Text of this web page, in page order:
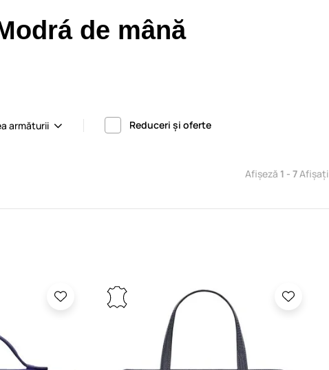
de mână
armăturii Reduceri și oferte
Afișeză 1 - 7